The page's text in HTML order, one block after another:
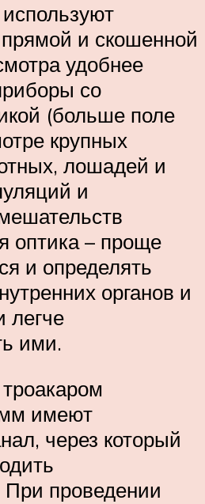
и скошенной
удобнее
со
(больше поле
крупных
лошадей и
и
оптика – проще
и определять
органов и
легче
ими.
имеют
через который
проведении